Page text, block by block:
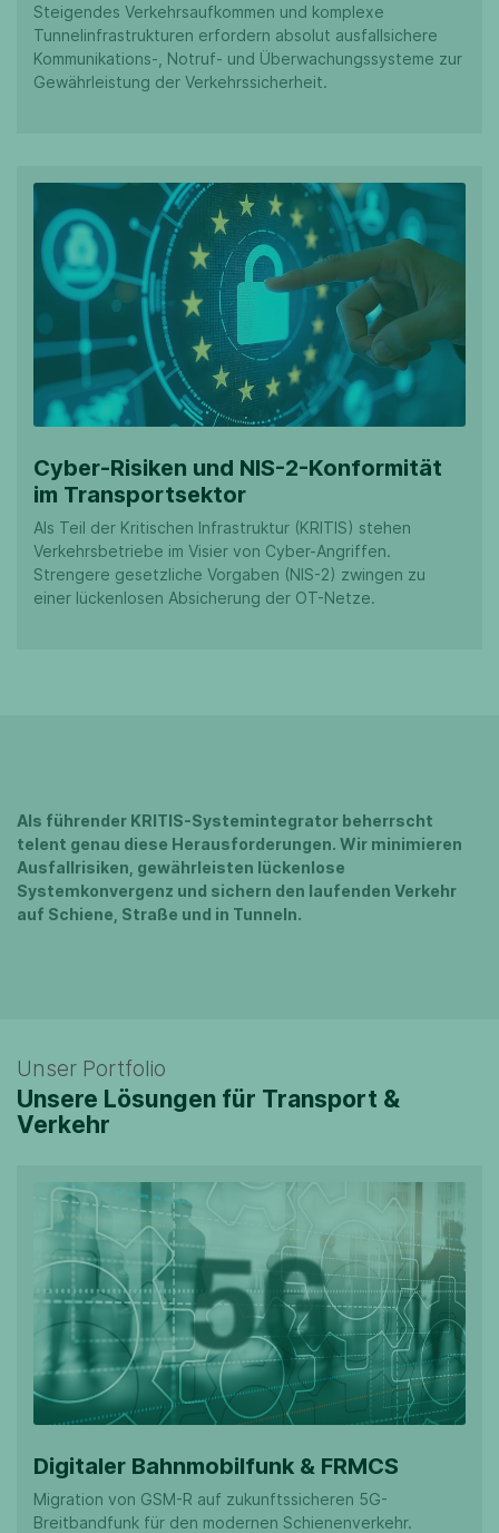
Steigendes Verkehrsaufkommen und komplexe
Tunnelinfrastrukturen erfordern absolut ausfallsichere
Kommunikations-, Notruf- und Überwachungssysteme zur
Gewährleistung der Verkehrssicherheit.
Cyber-Risiken und NIS-2-Konformität
im Transportsektor
Als Teil der Kritischen Infrastruktur (KRITIS) stehen
Verkehrsbetriebe im Visier von Cyber-Angriffen.
Strengere gesetzliche Vorgaben (NIS-2) zwingen zu
einer lückenlosen Absicherung der OT-Netze.
Als führender KRITIS-Systemintegrator beherrscht
telent genau diese Herausforderungen. Wir minimieren
Ausfallrisiken, gewährleisten lückenlose
Systemkonvergenz und sichern den laufenden Verkehr
auf Schiene, Straße und in Tunneln.
Unser Portfolio
Unsere Lösungen für Transport &
Verkehr
Digitaler Bahnmobilfunk & FRMCS
Migration von GSM-R auf zukunftssicheren 5G-
Breitbandfunk für den modernen Schienenverkehr.